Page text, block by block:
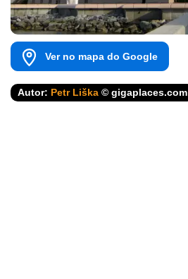
Ver no mapa do Google
Autor: Petr Liška © gigaplaces.com